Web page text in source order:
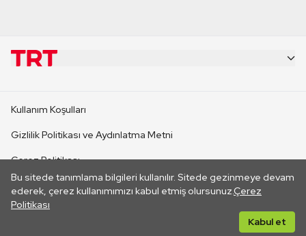
Bu sitede tanımlama bilgileri kullanılır. Sitede gezinmeye devam
ederek, çerez kullanımımızı kabul etmiş olursunuz.Çerez
Politikası
Kabul et
CANLI YAYINLAR
Kullanım Koşulları
Gizlilik Politikası ve Aydınlatma Metni
Çerez Politikası
İletişim
Her hakkı saklıdır. ©2026 TRT. Bağlantı yoluyla gidilen dış